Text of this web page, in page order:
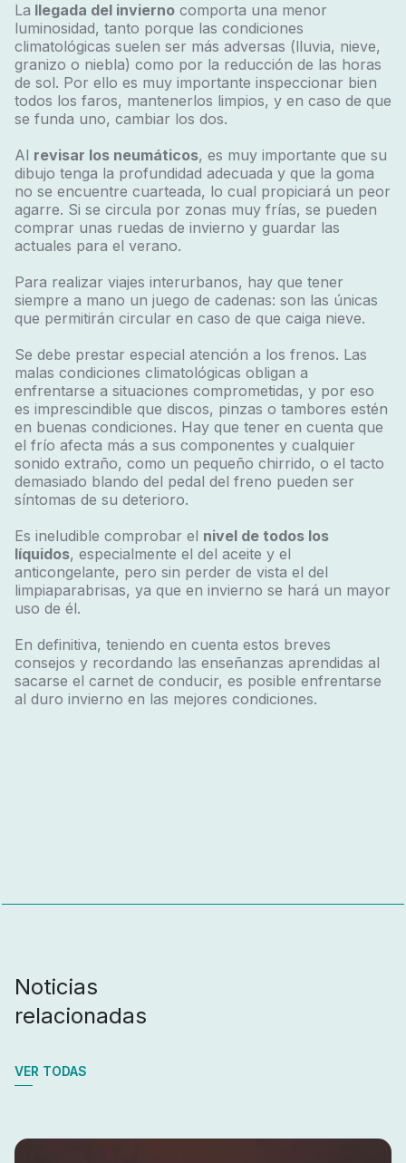
La llegada del inviernocomporta una menor
luminosidad, tanto porque las condiciones
climatológicas suelen ser más adversas (lluvia, nieve,
granizo o niebla) como por la reducción de las horas
de sol. Por ello es muy importante inspeccionar bien
todos los faros, mantenerlos limpios, y en caso de que
se funda uno, cambiar los dos.
Al revisar los neumáticos, es muy importante que su
dibujo tenga la profundidad adecuada y que la goma
no se encuentre cuarteada, lo cual propiciará un peor
agarre. Si se circula por zonas muy frías, se pueden
comprar unas ruedas de invierno y guardar las
actuales para el verano.
Para realizar viajes interurbanos, hay que tener
siempre a mano un juego de cadenas: son las únicas
que permitirán circular en caso de que caiga nieve.
Se debe prestar especial atención a los frenos. Las
malas condiciones climatológicas obligan a
enfrentarse a situaciones comprometidas, y por eso
es imprescindible que discos, pinzas o tambores estén
en buenas condiciones. Hay que tener en cuenta que
el frío afecta más a sus componentes y cualquier
sonido extraño, como un pequeño chirrido, o el tacto
demasiado blando del pedal del freno pueden ser
síntomas de su deterioro.
Es ineludible comprobar el nivel de todos los
líquidos, especialmente el del aceite y el
anticongelante, pero sin perder de vista el del
limpiaparabrisas, ya que en invierno se hará un mayor
uso de él.
En definitiva, teniendo en cuenta estos breves
consejos y recordando las enseñanzas aprendidas al
sacarse el carnet de conducir, es posible enfrentarse
al duro invierno en las mejores condiciones.
Noticias
relacionadas
VER TODAS